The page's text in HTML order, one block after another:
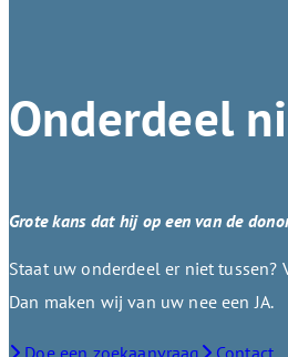
Onderdeel
Grote kans dat hij op een van de
Staat uw onderdeel er niet
Dan maken wij van uw nee een JA.
Doe een zoekaanvraag Contact